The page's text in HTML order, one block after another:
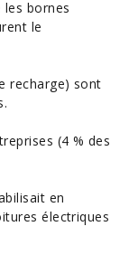
les bornes
le
recharge) sont
(4 % des
en
électriques